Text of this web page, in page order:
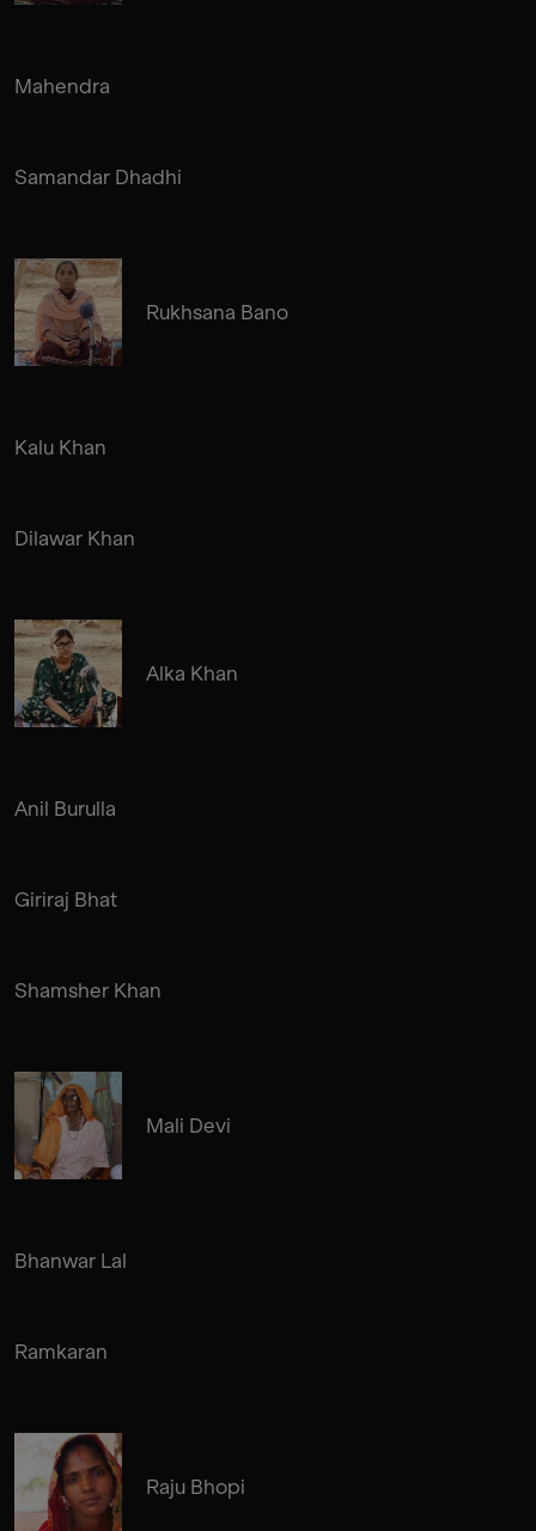
Mahendra
Samandar Dhadhi
Rukhsana Bano
Kalu Khan
Dilawar Khan
Alka Khan
Anil Burulla
Giriraj Bhat
Shamsher Khan
Mali Devi
Bhanwar Lal
Ramkaran
Raju Bhopi